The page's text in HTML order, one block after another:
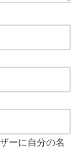
ーに自分の名